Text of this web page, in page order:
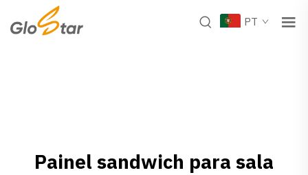
PT
Painel sandwich para sala